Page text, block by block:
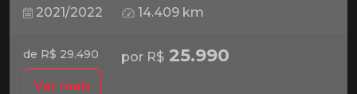
2021/2022 14.409 km
de R$ 29.490 por R$ 25.990
Ver mais